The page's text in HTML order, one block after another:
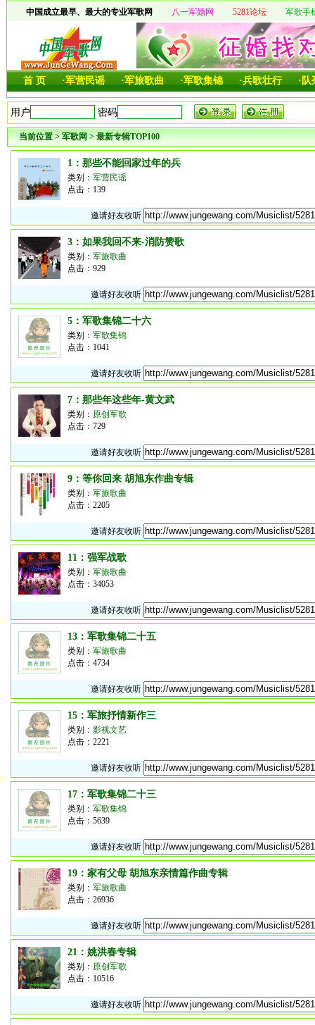
中国成立最早、最大的专业军歌网 八一军婚网 5281论坛 军歌手
首 页 ·军营民谣 ·军旅歌曲 ·军歌集锦 ·兵歌壮行 ·
当前位置>军歌网>最新专辑TOP100
1：那些不能回家过年的兵
类别： 军营民谣
点击：139
邀请好友收听
3：如果我回不来-消防赞歌
类别： 军旅歌曲
点击：929
邀请好友收听
5：军歌集锦二十六
类别： 军歌集锦
点击：1041
邀请好友收听
7：那些年这些年-黄文武
类别： 原创军歌
点击：729
邀请好友收听
9：等你回来 胡旭东作曲专辑
类别： 军旅歌曲
点击：2205
邀请好友收听
11：强军战歌
类别： 军旅歌曲
点击：34053
邀请好友收听
13：军歌集锦二十五
类别： 军旅歌曲
点击：4734
邀请好友收听
15：军旅抒情新作三
类别： 影视文艺
点击：2221
邀请好友收听
17：军歌集锦二十三
类别： 军歌集锦
点击：5639
邀请好友收听
19：家有父母 胡旭东亲情篇作曲专辑
类别： 军旅歌曲
点击：26936
邀请好友收听
21：姚洪春专辑
类别： 原创军歌
点击：10516
邀请好友收听